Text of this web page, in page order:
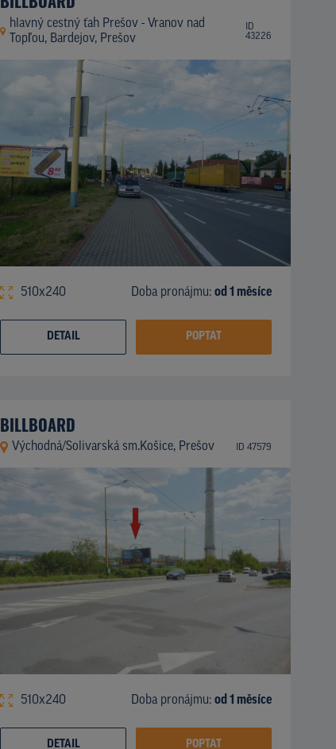
hlavný cestný ťah Prešov - Vranov nad
Topľou, Bardejov, Prešov
ID
43226
510x240 Doba pronájmu: od 1 měsíce
DETAIL POPTAT
BILLBOARD
Východná/Solivarská sm.Košice, Prešov ID 47579
510x240 Doba pronájmu: od 1 měsíce
DETAIL POPTAT